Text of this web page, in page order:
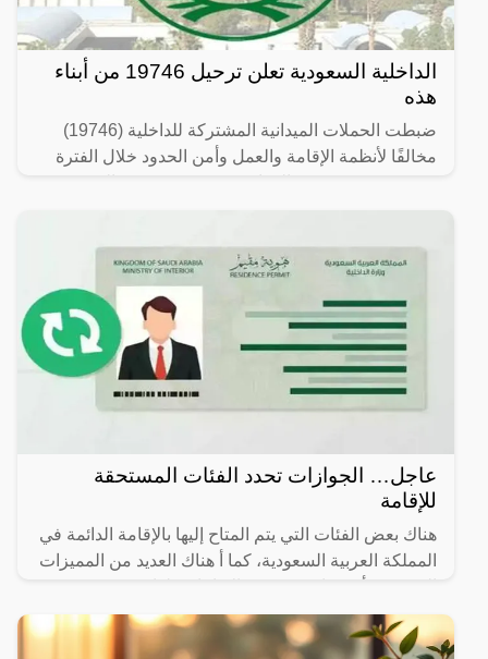
الداخلية السعودية تعلن ترحيل 19746 من أبناء
هذه
ضبطت الحملات الميدانية المشتركة للداخلية (19746)
مخالفًا لأنظمة الإقامة والعمل وأمن الحدود خلال الفترة
عاجل… الجوازات تحدد الفئات المستحقة
للإقامة
هناك بعض الفئات التي يتم المتاح إليها بالإقامة الدائمة في
المملكة العربية السعودية، كما أ هناك العديد من المميزات